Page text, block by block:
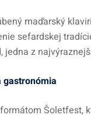
maďarský
sefardskej
jedna z
Šoletfest,